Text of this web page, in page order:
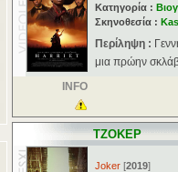
Κατηγορία :
Σκηνοθεσία :
Περίληψη :
μια πρώην
INFO
ΤΖΟΚΕΡ
Joker [2019]